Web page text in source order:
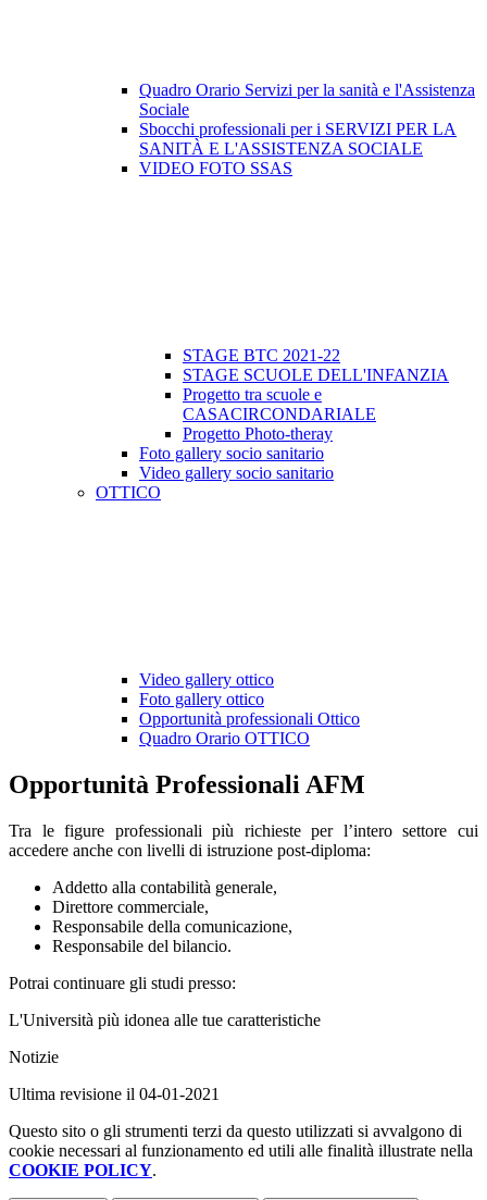
Quadro Orario Servizi per la sanità e l'Assistenza
Sociale
Sbocchi professionali per i SERVIZI PER LA
SANITÀ E L'ASSISTENZA SOCIALE
VIDEO FOTO SSAS
STAGE BTC 2021-22
STAGE SCUOLE DELL'INFANZIA
Progetto tra scuole e
CASACIRCONDARIALE
Progetto Photo-theray
Foto gallery socio sanitario
Video gallery socio sanitario
OTTICO
Video gallery ottico
Foto gallery ottico
Opportunità professionali Ottico
Quadro Orario OTTICO
Opportunità Professionali AFM
Tra le figure professionali più richieste per l’intero settore cui
accedere anche con livelli di istruzione post-diploma:
Addetto alla contabilità generale,
Direttore commerciale,
Responsabile della comunicazione,
Responsabile del bilancio.
Potrai continuare gli studi presso:
L'Università più idonea alle tue caratteristiche
Notizie
Ultima revisione il 04-01-2021
Questo sito o gli strumenti terzi da questo utilizzati si avvalgono di
cookie necessari al funzionamento ed utili alle finalità illustrate nella
COOKIE POLICY.